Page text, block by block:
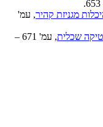
מגניזת קהיר, עמ'
שכלית
, עמ' 671 –